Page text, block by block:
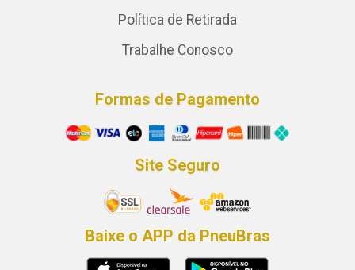
Política de Retirada
Trabalhe Conosco
Formas de Pagamento
Site Seguro
Baixe o APP da PneuBras